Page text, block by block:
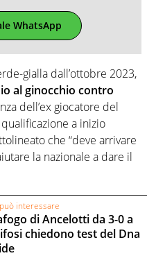
WhatsApp
gialla dall’ottobre 2023,
al ginocchio contro
dell’ex giocatore del
a inizio
che “deve arrivare
la nazionale a dare il
interessare
di Ancelotti da 3-0 a
chiedono test del Dna